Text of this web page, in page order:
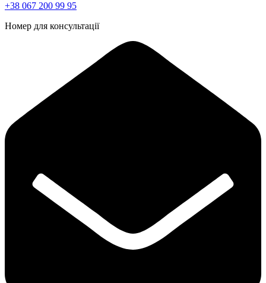
+38 067 200 99 95
Номер для консультації